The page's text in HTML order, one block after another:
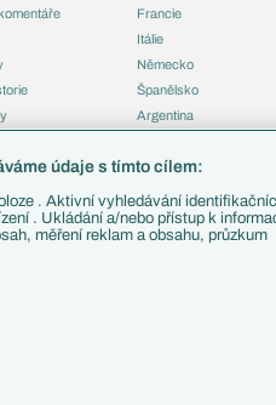
Francie
Itálie
Německo
Španělsko
Argentina
Zápasy
Livescore
údaje s tímto cílem:
. Aktivní vyhledávání
. Ukládání a/nebo přístup k
měření reklam a obsahu, průzkum